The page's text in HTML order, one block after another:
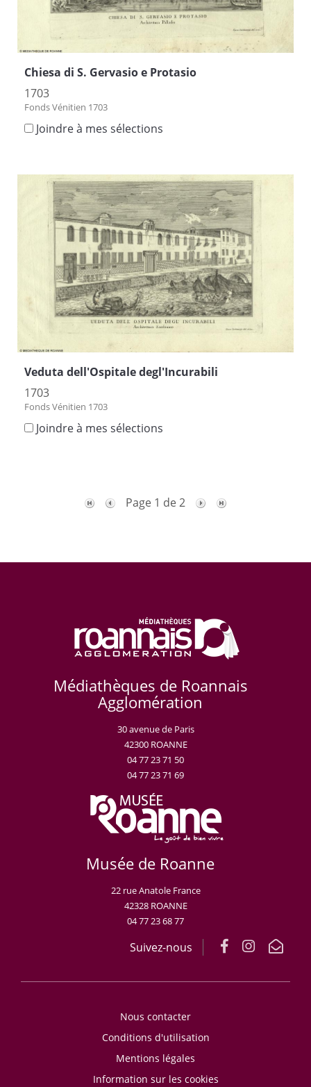
Chiesa di S. Gervasio e Protasio
1703
Fonds Vénitien 1703
Joindre à mes sélections
Veduta dell'Ospitale degl'Incurabili
1703
Fonds Vénitien 1703
Joindre à mes sélections
Page 1 de 2
Médiathèques de Roannais
Agglomération
30 avenue de Paris
42300 ROANNE
04 77 23 71 50
04 77 23 71 69
Musée de Roanne
22 rue Anatole France
42328 ROANNE
04 77 23 68 77
Suivez-nous
Nous contacter
Conditions d'utilisation
Mentions légales
Information sur les cookies